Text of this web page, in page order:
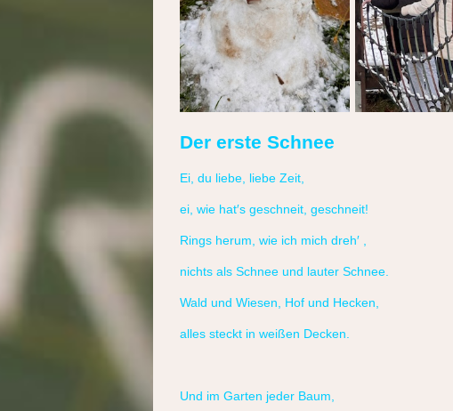
Der erste Schnee
Ei, du liebe, liebe Zeit,
ei, wie hat′s geschneit, geschneit!
Rings herum, wie ich mich dreh′ ,
nichts als Schnee und lauter Schnee.
Wald und Wiesen, Hof und Hecken,
alles steckt in weißen Decken.
Und im Garten jeder Baum,